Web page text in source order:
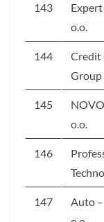
143
Expert
o.o.
144
Credit
Group
145
o.o.
146
147
Auto –